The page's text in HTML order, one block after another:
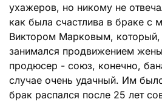
ухажеров, но никому не
как была счастлива в браке с
Виктором Марковым, который,
занимался продвижением
продюсер - союз, конечно,
случае очень удачный. Им
брак распался после 25 лет